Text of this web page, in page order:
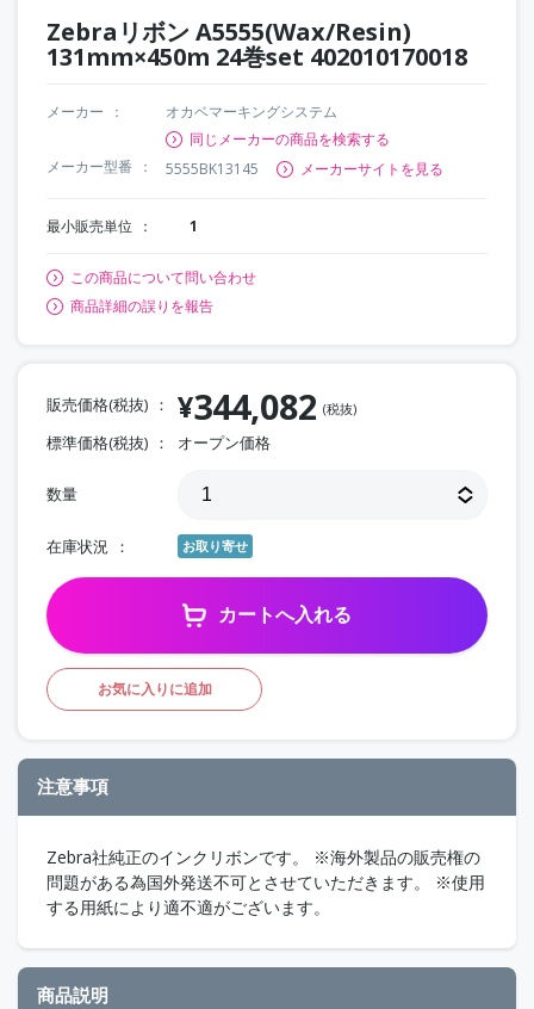
Zebraリボン A5555(Wax/Resin)
131mm×450m 24巻set 402010170018
メーカー
オカベマーキングシステム
同じメーカーの商品を検索する
メーカー型番
5555BK13145 メーカーサイトを見る
最小販売単位 1
この商品について問い合わせ
商品詳細の誤りを報告
販売価格(税抜) ¥344,082 (税抜)
標準価格(税抜) オープン価格
数量
在庫状況 お取り寄せ
カートへ入れる
お気に入りに追加
注意事項
Zebra社純正のインクリボンです。 ※海外製品の販売権の
問題がある為国外発送不可とさせていただきます。 ※使用
する用紙により適不適がございます。
商品説明